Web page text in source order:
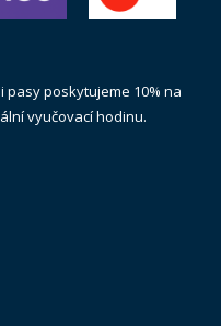
pasy poskytujeme 10% na
vyučovací hodinu.